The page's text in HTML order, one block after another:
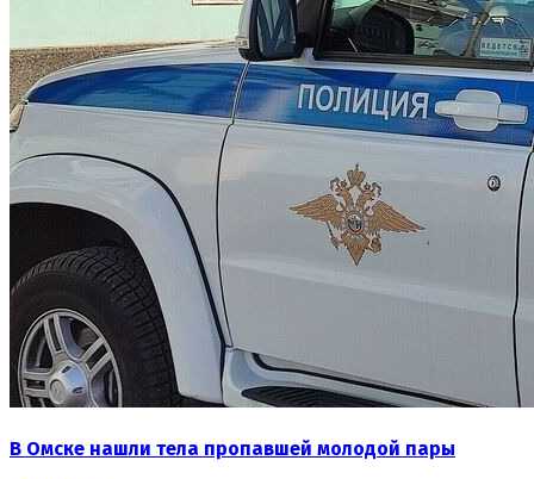
В Омске нашли тела пропавшей молодой пары